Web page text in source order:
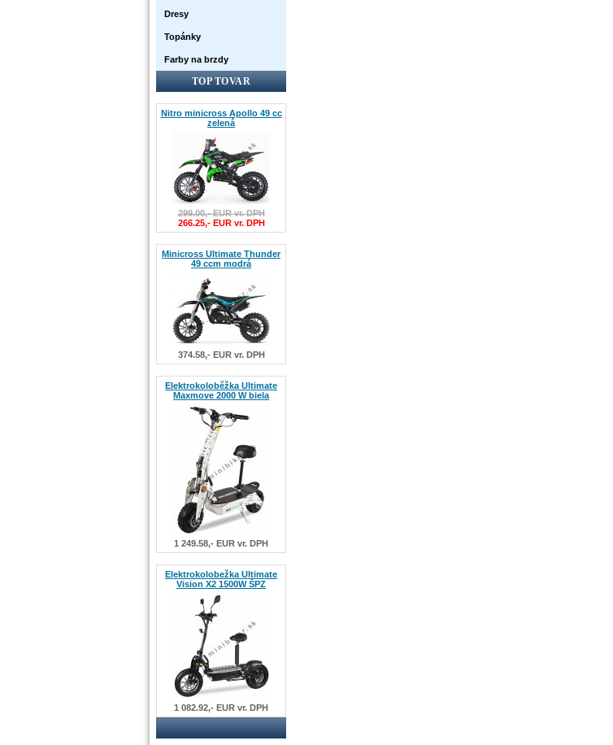
Dresy
Topánky
Farby na brzdy
TOP TOVAR
Nitro minicross Apollo 49 cc
zelená
299.00,- EUR vr. DPH
266.25,- EUR vr. DPH
Minicross Ultimate Thunder
49 ccm modrá
374.58,- EUR vr. DPH
Elektrokoloběžka Ultimate
Maxmove 2000 W biela
1 249.58,- EUR vr. DPH
Elektrokolobežka Ultimate
Vision X2 1500W ŠPZ
1 082.92,- EUR vr. DPH